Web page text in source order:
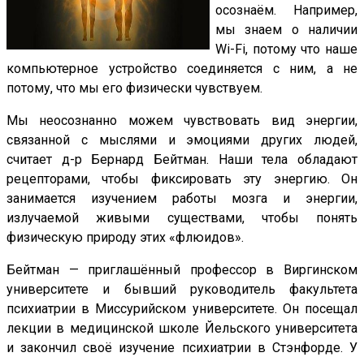
осознаём. Например,
мы знаем о наличии
Wi-Fi, потому что наше
компьютерное устройство соединяется с ним, а не
потому, что мы его физически чувствуем.
Мы неосознанно можем чувствовать вид энергии,
связанной с мыслями и эмоциями других людей,
считает д-р Бернард Бейтман. Наши тела обладают
рецепторами, чтобы фиксировать эту энергию. Он
занимается изучением работы мозга и энергии,
излучаемой живыми существами, чтобы понять
физическую природу этих «флюидов».
Бейтман — приглашённый профессор в Виргинском
университете и бывший руководитель факультета
психиатрии в Миссурийском университете. Он посещал
лекции в медицинской школе Йельского университета
и закончил своё изучение психиатрии в Стэнфорде. У